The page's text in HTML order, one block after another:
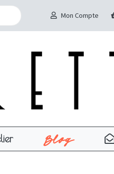
Mon Compte
Blog